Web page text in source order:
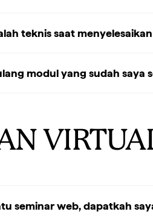
teknis saat
modul yang sudah saya
seminar web, dapatkah